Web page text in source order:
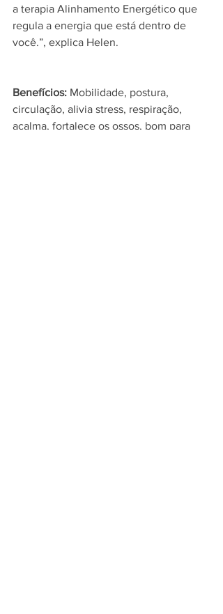
a terapia Alinhamento Energético que
regula a energia que está dentro de
você.”, explica Helen.
Benefícios: Mobilidade, postura,
circulação, alivia stress, respiração,
acalma, fortalece os ossos, bom para